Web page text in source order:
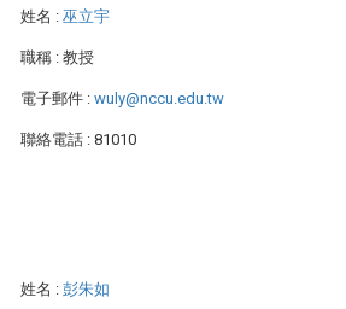
姓名 : 巫立宇
職稱 : 教授
電子郵件 : wuly@nccu.edu.tw
聯絡電話 : 81010
姓名 : 彭朱如